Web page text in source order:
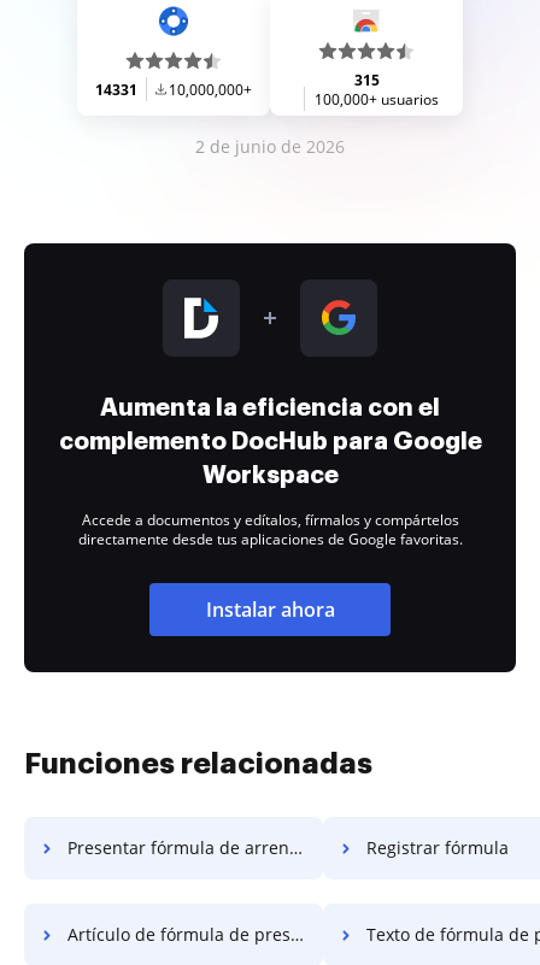
14331 10,000,000+
315
100,000+ usuarios
2 de junio de 2026
Aumenta la eficiencia con el
complemento DocHub para Google
Workspace
Accede a documentos y edítalos, fírmalos y compártelos
directamente desde tus aplicaciones de Google favoritas.
Instalar ahora
Funciones relacionadas
Presentar fórmula de arrendamiento Registrar fórmula
Artículo de fórmula de presentación Texto de fórmula de